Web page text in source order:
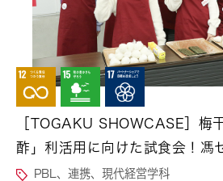
［TOGAKU SHOWCASE］梅
酢」利活用に向けた試食会！馮
PBL、連携、現代経営学科